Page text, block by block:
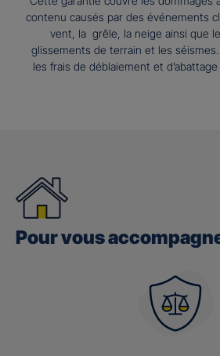
contenu causés par des événements
vent, la grêle, la neige ainsi que
glissements de terrain et les
les frais de déblaiement et d’abattage
Pour vous